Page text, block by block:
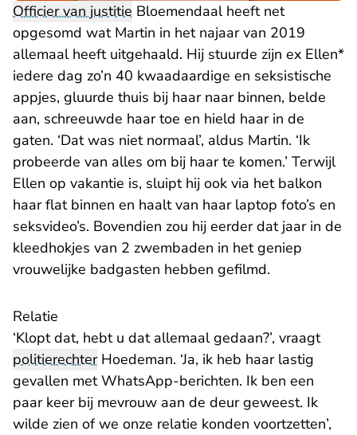
Officier van justitie Bloemendaal heeft net
opgesomd wat Martin in het najaar van 2019
allemaal heeft uitgehaald. Hij stuurde zijn ex Ellen*
iedere dag zo’n 40 kwaadaardige en seksistische
appjes, gluurde thuis bij haar naar binnen, belde
aan, schreeuwde haar toe en hield haar in de
gaten. ‘Dat was niet normaal’, aldus Martin. ‘Ik
probeerde van alles om bij haar te komen.’ Terwijl
Ellen op vakantie is, sluipt hij ook via het balkon
haar flat binnen en haalt van haar laptop foto’s en
seksvideo’s. Bovendien zou hij eerder dat jaar in de
kleedhokjes van 2 zwembaden in het geniep
vrouwelijke badgasten hebben gefilmd.
Relatie
‘Klopt dat, hebt u dat allemaal gedaan?’, vraagt
politierechterHoedeman. ‘Ja, ik heb haar lastig
gevallen met WhatsApp-berichten. Ik ben een
paar keer bij mevrouw aan de deur geweest. Ik
wilde zien of we onze relatie konden voortzetten’,